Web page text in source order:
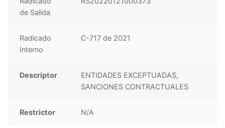
de Salida
Radicado
Interno
C-717 de 2021
Descriptor
ENTIDADES EXCEPTUADAS,
SANCIONES CONTRACTUALES
Restrictor N/A